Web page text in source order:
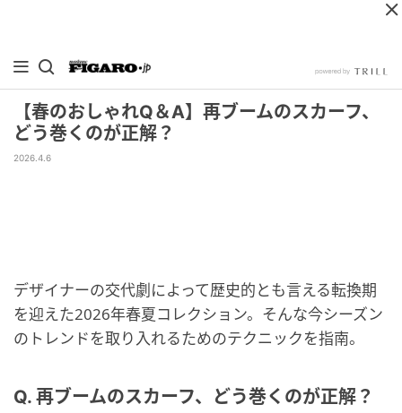
【春のおしゃれQ＆A】再ブームのスカーフ、
どう巻くのが正解？
2026.4.6
デザイナーの交代劇によって歴史的とも言える転換期
を迎えた2026年春夏コレクション。そんな今シーズン
のトレンドを取り入れるためのテクニックを指南。
Q. 再ブームのスカーフ、どう巻くのが正解？